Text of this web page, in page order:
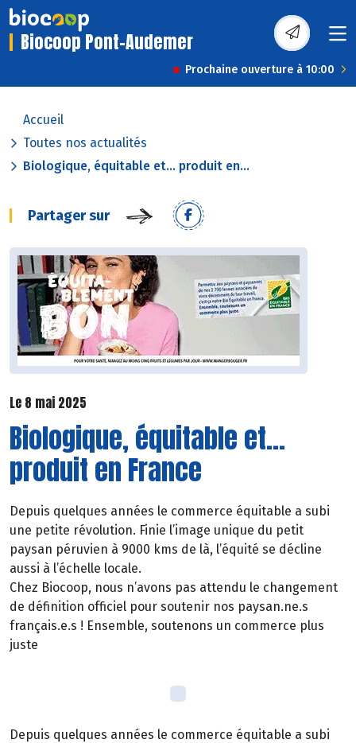
Biocoop Pont-Audemer
Prochaine ouverture à 10:00
Accueil
Toutes nos actualités
Biologique, équitable et… produit en...
Partager sur
Le 8 mai 2025
Biologique, équitable et…
produit en France
Depuis quelques années le commerce équitable a subi
une petite révolution. Finie l’image unique du petit
paysan péruvien à 9000 kms de là, l’équité se décline
aussi à l’échelle locale.
Chez Biocoop, nous n’avons pas attendu le changement
de définition officiel pour soutenir nos paysan.ne.s
français.e.s ! Ensemble, soutenons un commerce plus
juste
Depuis quelques années le commerce équitable a subi